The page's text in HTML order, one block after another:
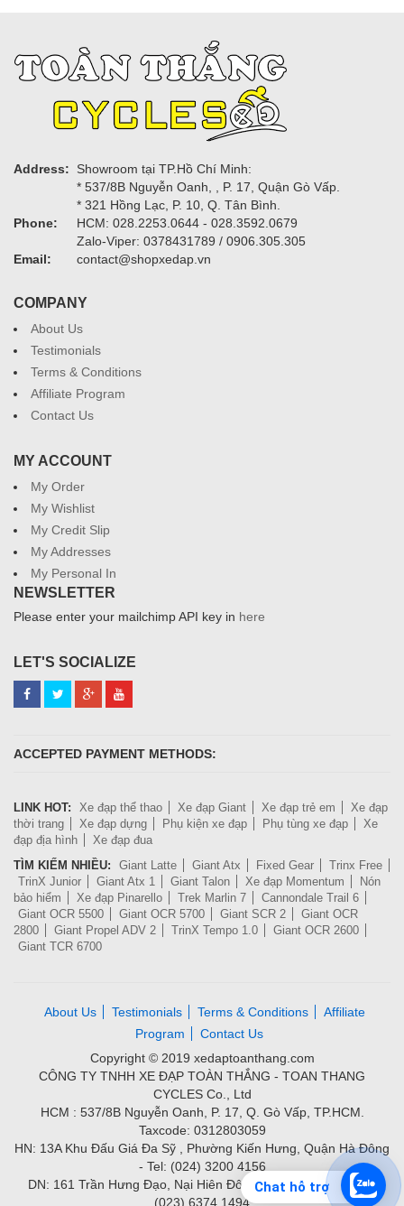
Chat hỗ trợ
Address:
Showroom tại TP.Hồ Chí Minh:
* 537/8B Nguyễn Oanh, , P. 17, Quận Gò Vấp.
* 321 Hồng Lạc, P. 10, Q. Tân Bình.
Phone:
HCM: 028.2253.0644 - 028.3592.0679
Zalo-Viper: 0378431789 / 0906.305.305
Email:
contact@shopxedap.vn
COMPANY
About Us
Testimonials
Terms & Conditions
Affiliate Program
Contact Us
MY ACCOUNT
My Order
My Wishlist
My Credit Slip
My Addresses
My Personal In
NEWSLETTER
Please enter your mailchimp API key in here
LET'S SOCIALIZE
ACCEPTED PAYMENT METHODS:
LINK HOT: Xe đạp thể thao Xe đạp Giant Xe đạp trẻ em
Xe đạp
thời trang
Xe đạp dựng Phụ kiện xe đạp Phụ tùng xe đạp
Xe
đạp địa hình
Xe đạp đua
TÌM KIẾM NHIỀU:
Giant Latte Giant Atx Fixed Gear
Trinx Free
TrinX Junior
Giant Atx 1 Giant Talon Xe đạp Momentum
Nón
bảo hiểm
Xe đạp Pinarello Trek Marlin 7
Cannondale Trail 6
Giant OCR 5500
Giant OCR 5700 Giant SCR 2
Giant OCR
2800
Giant Propel ADV 2 TrinX Tempo 1.0
Giant OCR 2600
Giant TCR 6700
About Us Testimonials Terms & Conditions
Affiliate
Program
Contact Us
Copyright © 2019 xedaptoanthang.com
CÔNG TY TNHH XE ĐẠP TOÀN THẮNG - TOAN THANG
CYCLES Co., Ltd
HCM : 537/8B Nguyễn Oanh, P. 17, Q. Gò Vấp, TP.HCM.
Taxcode: 0312803059
HN: 13A Khu Đấu Giá Đa Sỹ , Phường Kiến Hưng, Quận Hà Đông
- Tel: (024) 3200 4156
DN: 161 Trần Hưng Đạo, Nại Hiên Đông, Quận Sơn Trà - Tel:
(023) 6374.1494